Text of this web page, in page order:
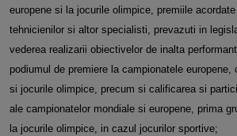
europene si la jocurile olimpice, premiile
tehnicienilor si altor specialisti, prevazuti in
vederea realizarii obiectivelor de inalta
podiumul de premiere la campionatele europene,
si jocurile olimpice, precum si calificarea si
ale campionatelor mondiale si europene, prima
la jocurile olimpice, in cazul jocurilor sportive;